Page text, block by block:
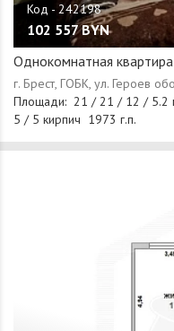
102 557 BYN
Однокомнатная квартира